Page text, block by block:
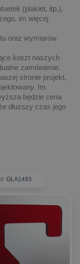
(plakiet, itp.),
im więcej
oraz wymiarów
koszt naszych
zamówienie.
stronie projekt,
Im
będzie cena
dłuższy czas jego
: GLA1493